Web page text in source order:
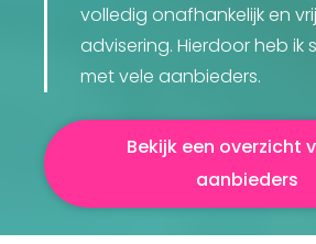
volledig onafhankelijk en
advisering. Hierdoor heb ik
met vele aanbieders.
Bekijk een overzicht
aanbieders